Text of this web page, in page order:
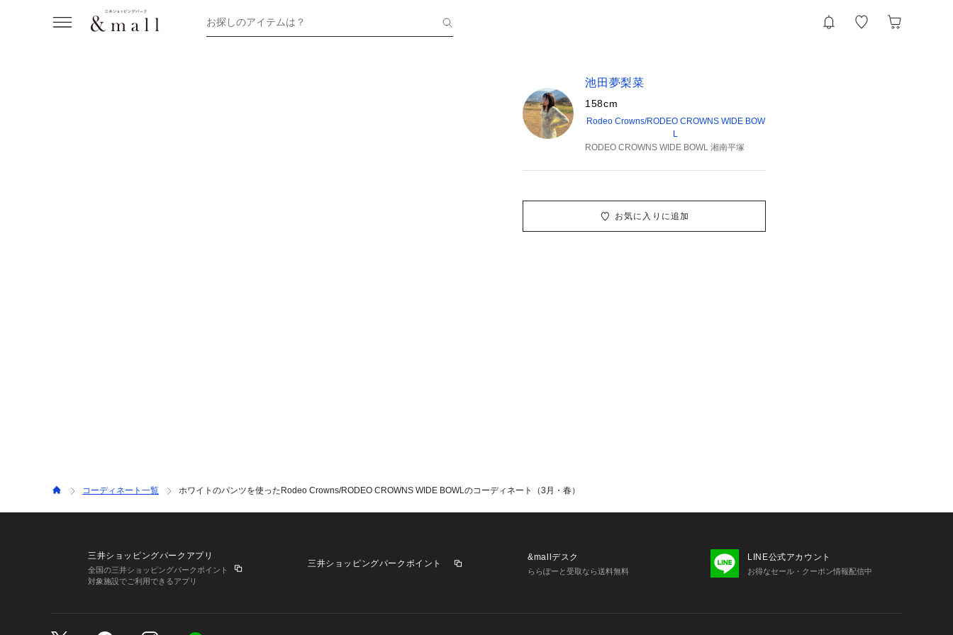
お探しのアイテムは？
池田夢梨菜
158cm
Rodeo Crowns/RODEO CROWNS WIDE BOW
L
RODEO CROWNS WIDE BOWL 湘南平塚
お気に入りに追加
コーディネート一覧 ホワイトのパンツを使ったRodeo Crowns/RODEO CROWNS WIDE BOWLのコーディネート（3月・春）
三井ショッピングパークアプリ
全国の三井ショッピングパークポイント
対象施設でご利用できるアプリ
三井ショッピングパークポイント
&mallデスク
ららぽーと受取なら送料無料
LINE公式アカウント
お得なセール・クーポン情報配信中